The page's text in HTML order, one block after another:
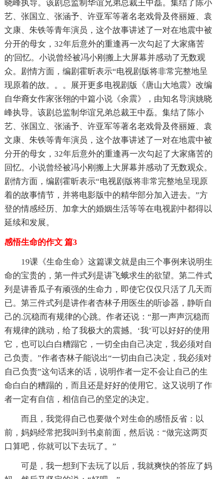
晓峰执导。该剧总监制华谊兄弟总裁王中磊。集结了陈小
艺、张国立、张涵予、许亚军等著名老戏骨及佟丽娅、袁
文康、朱铁等青年演员，这个故事讲述了一对在地震中被
分开的母女，32年后意外的重逢再一次勾起了大家痛苦
的'回忆。小说曾经被冯小刚搬上大屏幕并感动了无数观
众。剧情方面，编剧霍昕表示“电视剧版将非常完整地呈
现原着的故。。。展开更多电视剧版《唐山大地震》改编
自华裔女作家张翎的中篇小说《余震》，由知名导演姚晓
峰执导。该剧总监制华谊兄弟总裁王中磊。集结了陈小
艺、张国立、张涵予、许亚军等著名老戏骨及佟丽娅、袁
文康、朱铁等青年演员，这个故事讲述了一对在地震中被
分开的母女，32年后意外的重逢再一次勾起了大家痛苦的
回忆。小说曾经被冯小刚搬上大屏幕并感动了无数观众。
剧情方面，编剧霍昕表示“电视剧版将非常完整地呈现原
着的故事情节，并将电影版中的精华部分加入进去。”方
登的情感经历、加拿大的婚姻生活等等在电视剧中都得以
延续和发展。
感悟生命的作文 篇3
19课《生命生命》这篇课文就是由三个事例来说明生
命的宝贵的，第一件式列是讲飞蛾求生的欲望。第二件式
列是讲香瓜子有顽强的生命力，即使它仅仅只活了几天而
已。第三件式列是讲作者杏林子用医生的听诊器，静听自
己的.沉稳而有规律的心跳。作者还说：“那一声声沉稳而
有规律的跳动，给了我极大的震撼。‘我’可以好好的使用
它，也可以白白糟蹋它，一切全由自己决定，我必须对自
己负责。”作者杏林子能说出“一切由自己决定，我必须对
自己负责”这句话来的话，说明作者一定不会让自己的生
命白白的糟蹋的，而且还是好好的使用它。这又说明了作
者一定有自信，相信自己的坚定的决定。
而且，我觉得自己也要做个对生命的感悟反省：以
前，妈妈经常把我叫到书桌前面，然后说：“做完这两页
口算吧，你就可以下去玩了。”
可是，我一想到下去玩了以后，我就爽快的答应了妈